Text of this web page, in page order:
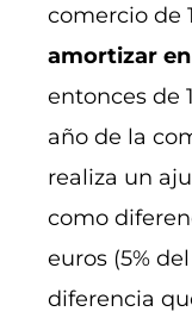
comercio de
amortizar en
entonces de
año de la
realiza un
como
euros (5%
diferencia